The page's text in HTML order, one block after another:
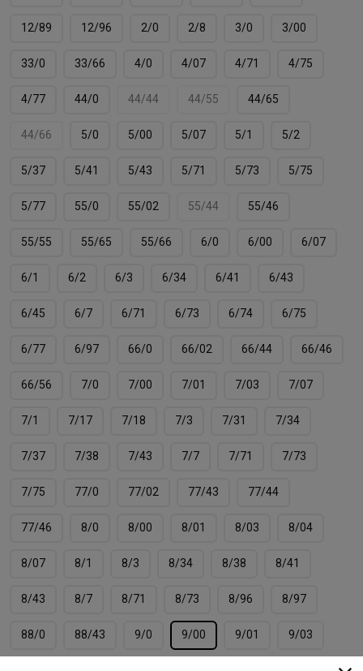
12/89 12/96 2/0 2/8 3/0 3/00
33/0 33/66 4/0 4/07 4/71 4/75
4/77 44/0 44/44 44/55 44/65
44/66 5/0 5/00 5/07 5/1 5/2
5/37 5/41 5/43 5/71 5/73 5/75
5/77 55/0 55/02 55/44 55/46
55/55 55/65 55/66 6/0 6/00 6/07
6/1 6/2 6/3 6/34 6/41 6/43
6/45 6/7 6/71 6/73 6/74 6/75
6/77 6/97 66/0 66/02 66/44 66/46
66/56 7/0 7/00 7/01 7/03 7/07
7/1 7/17 7/18 7/3 7/31 7/34
7/37 7/38 7/43 7/7 7/71 7/73
7/75 77/0 77/02 77/43 77/44
77/46 8/0 8/00 8/01 8/03 8/04
8/07 8/1 8/3 8/34 8/38 8/41
8/43 8/7 8/71 8/73 8/96 8/97
88/0 88/43 9/0 9/00 9/01 9/03